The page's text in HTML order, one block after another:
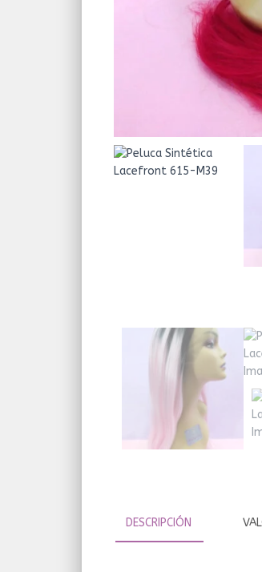
DESCRIPCIÓN